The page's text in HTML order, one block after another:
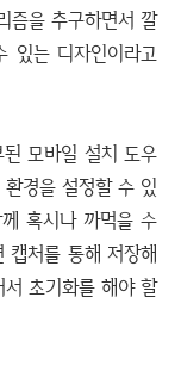
즘을 추구하면서 깔
있는 디자인이라고
모바일 설치 도우
경을 설정할 수 있
혹시나 까먹을 수
캡처를 통해 저장해
초기화를 해야 할